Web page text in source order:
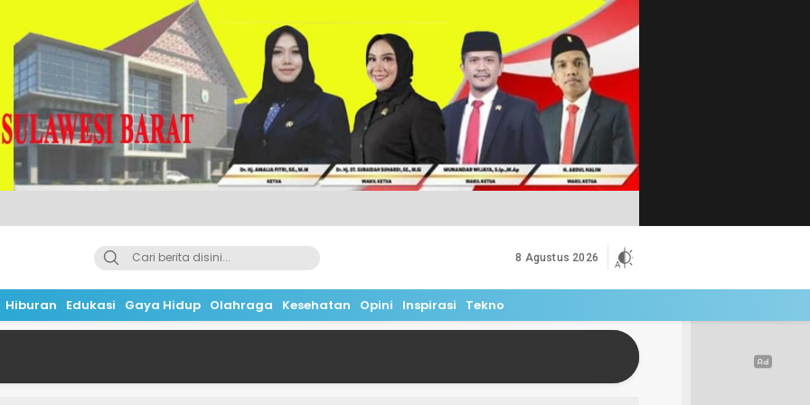
8 Agustus 2026
Hiburan Edukasi Gaya Hidup Olahraga Kesehatan Opini Inspirasi Tekno